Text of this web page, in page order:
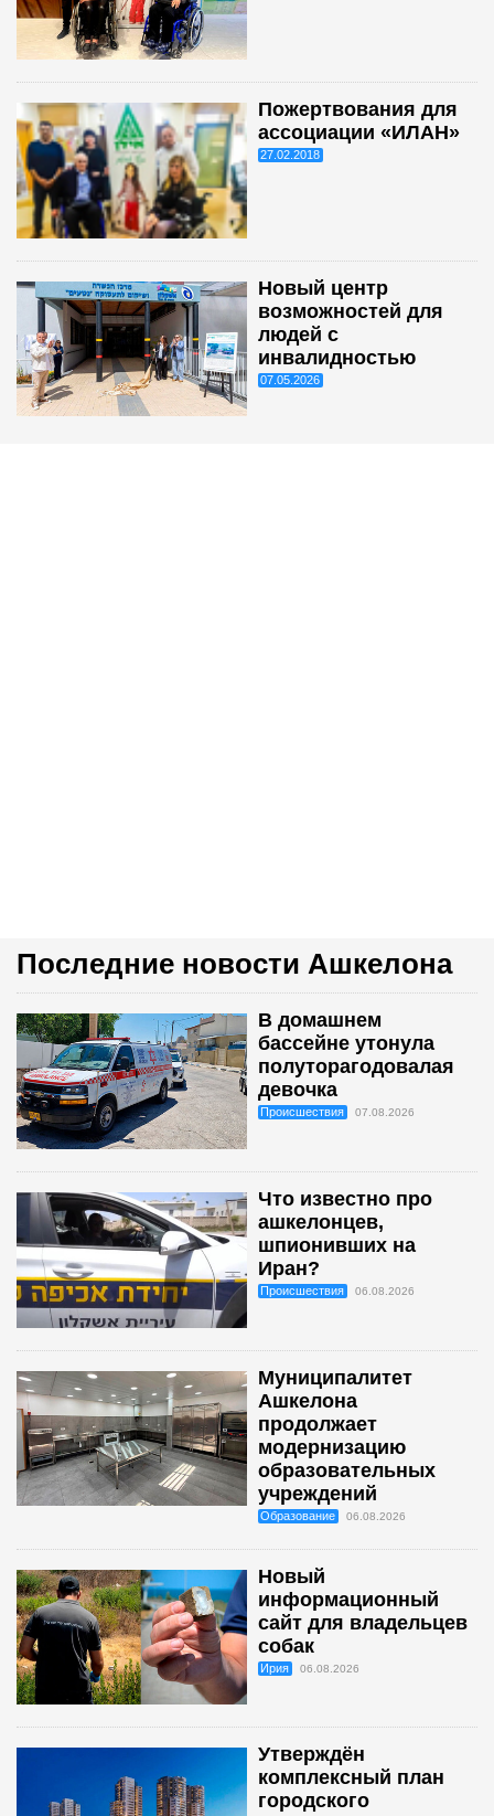
Пожертвования для
ассоциации «ИЛАН»
27.02.2018
Новый центр
возможностей для
людей с
инвалидностью
07.05.2026
Последние новости Ашкелона
В домашнем
бассейне утонула
полуторагодовалая
девочка
Происшествия 07.08.2026
Что известно про
ашкелонцев,
шпионивших на
Иран?
Происшествия 06.08.2026
Муниципалитет
Ашкелона
продолжает
модернизацию
образовательных
учреждений
Образование 06.08.2026
Новый
информационный
сайт для владельцев
собак
Ирия 06.08.2026
Утверждён
комплексный план
городского